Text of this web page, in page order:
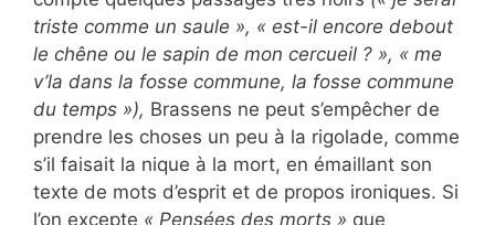
triste comme un saule », « est-il encore debout
le chêne ou le sapin de mon cercueil ? », « me
v’la dans la fosse commune, la fosse commune
du temps »), Brassens ne peut s’empêcher de
prendre les choses un peu à la rigolade, comme
s’il faisait la nique à la mort, en émaillant son
texte de mots d’esprit et de propos ironiques. Si
l’on excepte « Pensées des morts » que